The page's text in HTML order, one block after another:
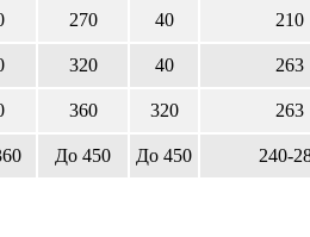
270 40 210
320 40 263
360 320 263
До 450 До 450 240-